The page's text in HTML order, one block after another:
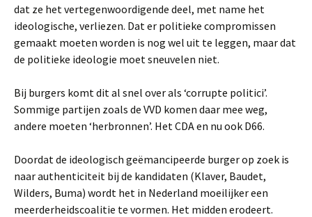
dat ze het vertegenwoordigende deel, met name het
ideologische, verliezen. Dat er politieke compromissen
gemaakt moeten worden is nog wel uit te leggen, maar dat
de politieke ideologie moet sneuvelen niet.
Bij burgers komt dit al snel over als ‘corrupte politici’.
Sommige partijen zoals de VVD komen daar mee weg,
andere moeten ‘herbronnen’. Het CDA en nu ook D66.
Doordat de ideologisch geëmancipeerde burger op zoek is
naar authenticiteit bij de kandidaten (Klaver, Baudet,
Wilders, Buma) wordt het in Nederland moeilijker een
meerderheidscoalitie te vormen. Het midden erodeert.